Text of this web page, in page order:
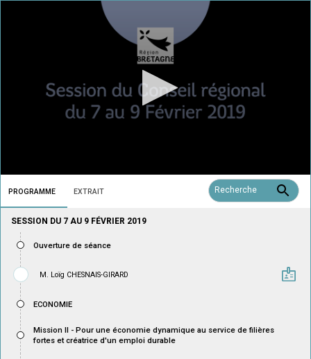
seconds
seconds
PROGRAMME EXTRAIT
SESSION DU 7 AU 9 FÉVRIER 2019
Ouverture de séance
M. Loïg CHESNAIS-GIRARD badge
ECONOMIE
Mission II - Pour une économie dynamique au service de filières
fortes et créatrice d'un emploi durable